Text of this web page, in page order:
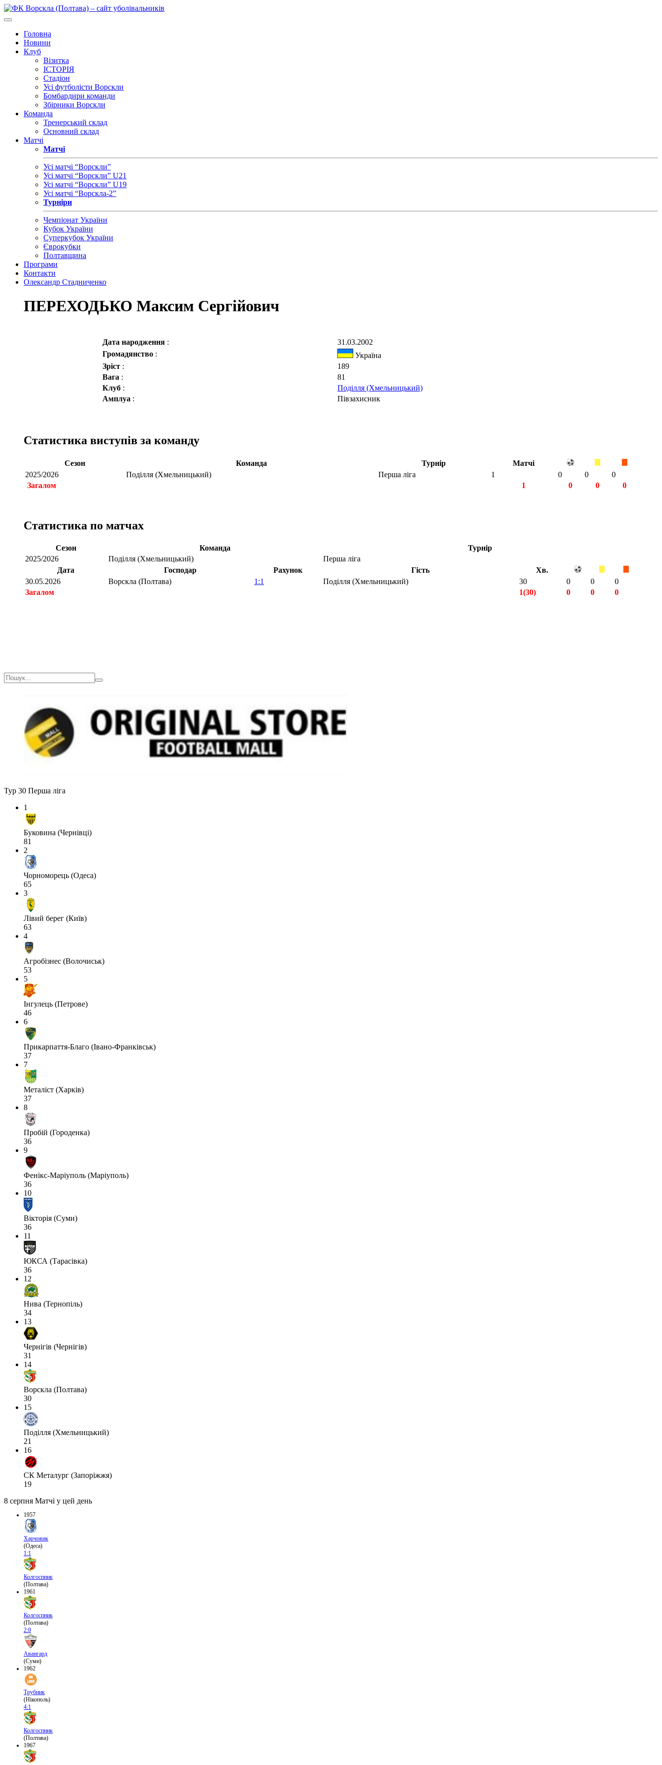
Головна
Новини
Клуб
Візитка
ІСТОРІЯ
Стадіон
Усі футболісти Ворскли
Бомбардири команди
Збірники Ворскли
Команда
Тренерський склад
Основний склад
Матчі
Матчі
Усі матчі “Ворскли”
Усі матчі “Ворскли” U21
Усі матчі “Ворскли” U19
Усі матчі “Ворскла-2”
Турніри
Чемпіонат України
Кубок України
Суперкубок України
Єврокубки
Полтавщина
Програми
Контакти
Олександр Стадниченко
ПЕРЕХОДЬКО Максим Сергійович
Дата народження :
31.03.2002
Громадянство :
Україна
Зріст :
189
Вага :
81
Клуб :
Поділля (Хмельницький)
Амплуа : Півзахисник
Статистика виступів за команду
Сезон Команда Турнір
Матчі
2025/2026
Поділля (Хмельницький) Перша ліга 1 0 0
0
Загалом
1 0 0 0
Статистика по матчах
Сезон Команда
Турнір
2025/2026
Поділля (Хмельницький)
Перша ліга
Дата
Господар Рахунок Гість
Хв.
30.05.2026
Ворскла (Полтава) 1:1 Поділля (Хмельницький) 30 0 0
0
Загалом
1(30) 0 0
0
Тур 30 Перша ліга
1
Буковина (Чернівці)
81
2
Чорноморець (Одеса)
65
3
Лівий берег (Київ)
63
4
Агробізнес (Волочиськ)
53
5
Інгулець (Петрове)
46
6
Прикарпаття-Благо (Івано-Франківськ)
37
7
Металіст (Харків)
37
8
Пробій (Городенка)
36
9
Фенікс-Маріуполь (Маріуполь)
36
10
Вікторія (Суми)
36
11
ЮКСА (Тарасівка)
36
12
Нива (Тернопіль)
34
13
Чернігів (Чернігів)
31
14
Ворскла (Полтава)
30
15
Поділля (Хмельницький)
21
16
СК Металург (Запоріжжя)
19
8 серпня Матчі у цей день
1957
Харчовик
(Одеса)
1:1
Колгоспник
(Полтава)
1961
Колгоспник
(Полтава)
2:0
Авангард
(Суми)
1962
Трубник
(Нікополь)
4:1
Колгоспник
(Полтава)
1967